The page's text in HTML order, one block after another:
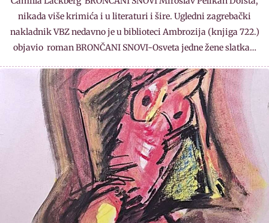
nikada više krimića i u literaturi i šire. Ugledni zagrebački
nakladnik VBZ nedavno je u biblioteci Ambrozija (knjiga 722.)
objavio roman BRONČANI SNOVI-Osveta jedne žene slatka…